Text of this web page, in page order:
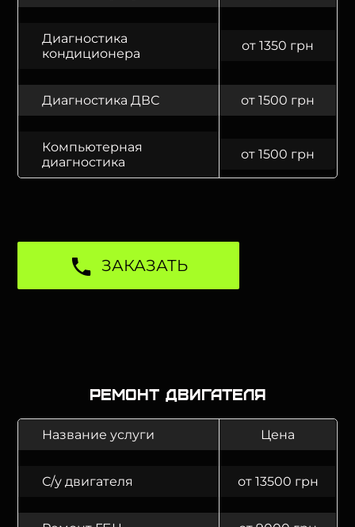
Диагностика
кондиционера
от 1350 грн
Диагностика ДВС от 1500 грн
Компьютерная
диагностика
от 1500 грн
ЗАКАЗАТЬ
Ремонт двигателя
Название услуги Цена
С/у двигателя от 13500 грн